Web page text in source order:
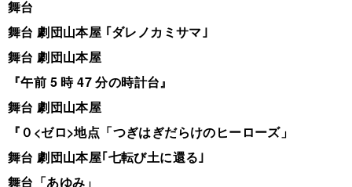
舞台
舞台 劇団山本屋 ｢ダレノカミサマ｣
舞台 劇団山本屋
『午前 5 時 47 分の時計台』
舞台 劇団山本屋
『０<ゼロ>地点「つぎはぎだらけのヒーローズ」
舞台 劇団山本屋｢七転び土に還る｣
舞台「あゆみ」